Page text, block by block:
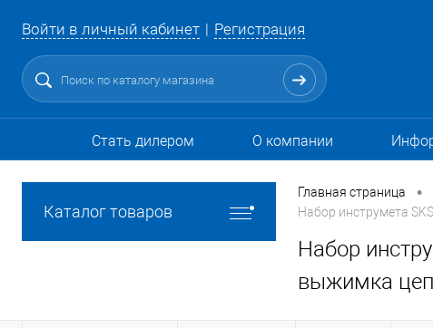
Войти в личный кабинет Регистрация
Стать дилером О компании
Каталог товаров
Главная страница •
Набор инструмета
Набор
выжимка